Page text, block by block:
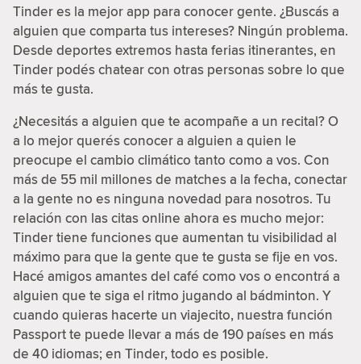
Tinder es la mejor app para conocer gente. ¿Buscás a
alguien que comparta tus intereses? Ningún problema.
Desde deportes extremos hasta ferias itinerantes, en
Tinder podés chatear con otras personas sobre lo que
más te gusta.
¿Necesitás a alguien que te acompañe a un recital? O
a lo mejor querés conocer a alguien a quien le
preocupe el cambio climático tanto como a vos. Con
más de 55 mil millones de matches a la fecha, conectar
a la gente no es ninguna novedad para nosotros. Tu
relación con las citas online ahora es mucho mejor:
Tinder tiene funciones que aumentan tu visibilidad al
máximo para que la gente que te gusta se fije en vos.
Hacé amigos amantes del café como vos o encontrá a
alguien que te siga el ritmo jugando al bádminton. Y
cuando quieras hacerte un viajecito, nuestra función
Passport te puede llevar a más de 190 países en más
de 40 idiomas; en Tinder, todo es posible.